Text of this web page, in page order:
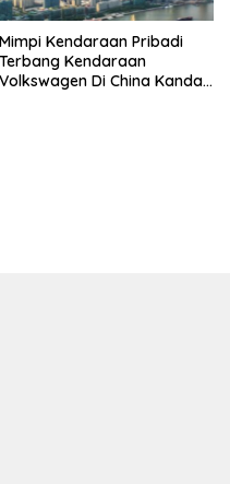
Mimpi Kendaraan Pribadi
Terbang Kendaraan
Volkswagen Di China Kandas